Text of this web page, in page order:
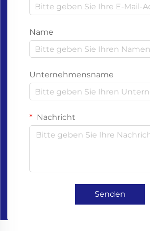
Name
Unternehmensname
Nachricht
Senden